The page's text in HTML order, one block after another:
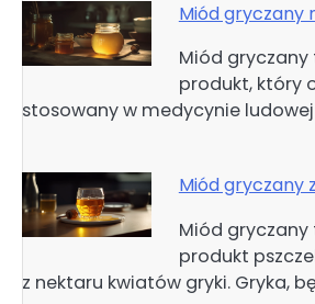
Miód gryczany
Miód
produkt, który
stosowany w medycynie
Miód gryczany
Miód
produkt
z nektaru kwiatów gryki. Gryka,